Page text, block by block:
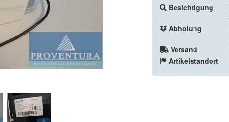
Besichtigung
Abholung
Versand
Artikelstandort